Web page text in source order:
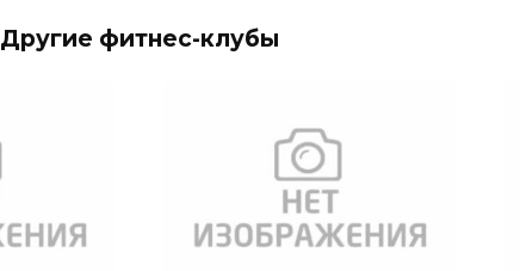
Другие фитнес-клубы